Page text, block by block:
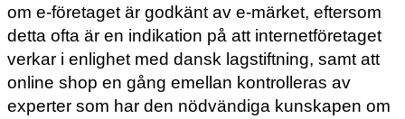
om e-företaget är godkänt av e-märket, eftersom
detta ofta är en indikation på att internetföretaget
verkar i enlighet med dansk lagstiftning, samt att
online shop en gång emellan kontrolleras av
experter som har den nödvändiga kunskapen om